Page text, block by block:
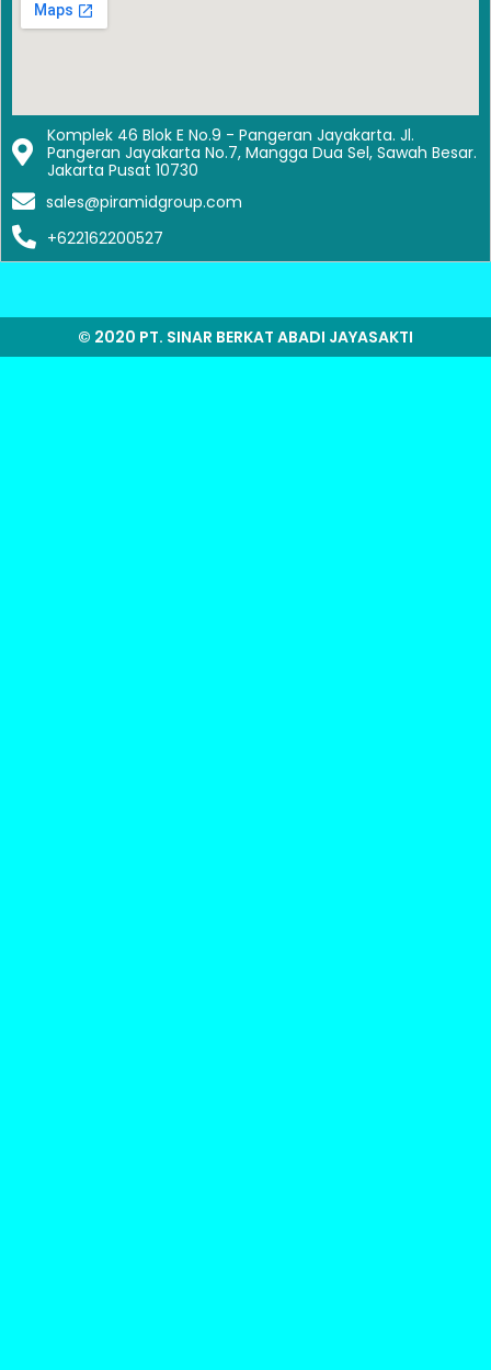
Komplek 46 Blok E No.9 - Pangeran Jayakarta. Jl.
Pangeran Jayakarta No.7, Mangga Dua Sel, Sawah Besar.
Jakarta Pusat 10730
sales@piramidgroup.com
+622162200527
© 2020 PT. SINAR BERKAT ABADI JAYASAKTI